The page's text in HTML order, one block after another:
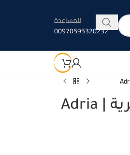
للمساعدة
00970595320232
عدسات ادريا اوشين جراي الشهرية | Adria